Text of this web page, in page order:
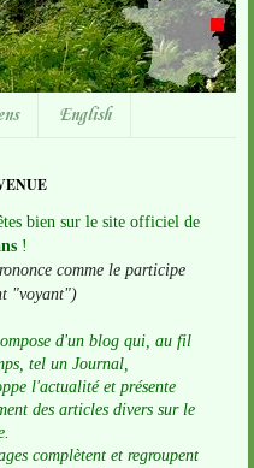
English
bien sur le site officiel de
!
comme le participe
"voyant")
d'un blog qui, au fil
tel un Journal,
l'actualité et présente
des articles divers sur le
complètent et regroupent